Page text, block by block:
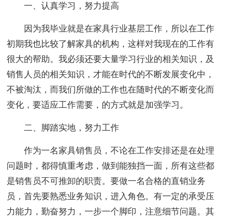
一、认真学习，努力提高
因为我毕业就是在家具行业基层工作，所以在工作
初期我也比较了解家具的机构，这样对我现在的工作有
很大的帮助。我必须还要大量学习行业的相关知识，及
销售人员的相关知识，才能在时代的不断发展变化中，
不被淘汰，而我们所做的工作也在随时代的不断变化而
变化，要适应工作需要，的方式就是加强学习。
二、脚踏实地，努力工作
作为一名家具销售员，不论在工作安排还是在处理
问题时，都得慎重考虑，做到能独挡一面，所有这些都
是销售员不可推卸的职责。要做一名合格的直销业务
员，首先要熟悉业务知识，进入角色。有一定的承受压
力能力，勤奋努力，一步一个脚印，注意细节问题。其